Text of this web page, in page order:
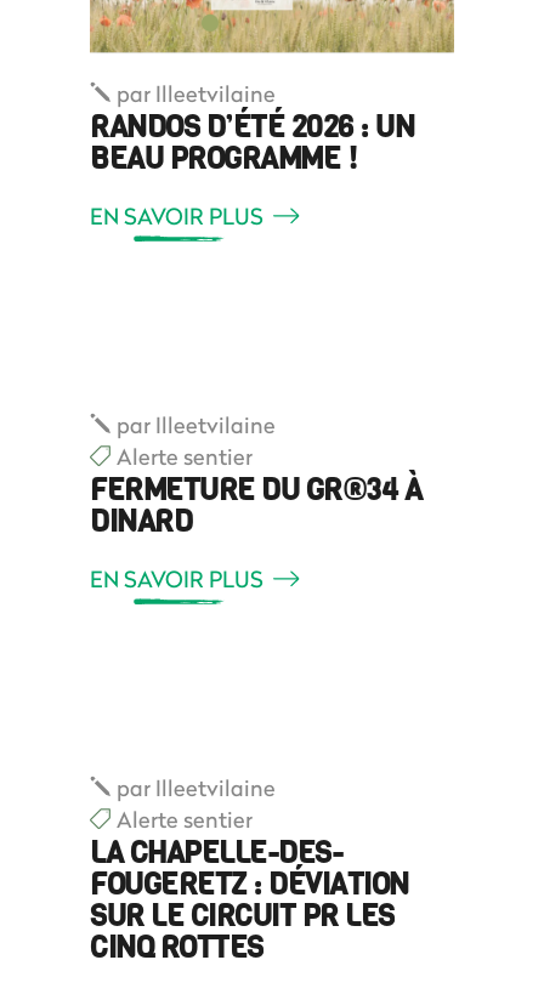
par Illeetvilaine
RANDOS D’ÉTÉ 2026 : UN
BEAU PROGRAMME !
EN SAVOIR PLUS
par Illeetvilaine
Alerte sentier
FERMETURE DU GR®34 À
DINARD
EN SAVOIR PLUS
par Illeetvilaine
Alerte sentier
LA CHAPELLE-DES-
FOUGERETZ : DÉVIATION
SUR LE CIRCUIT PR LES
CINQ ROTTES